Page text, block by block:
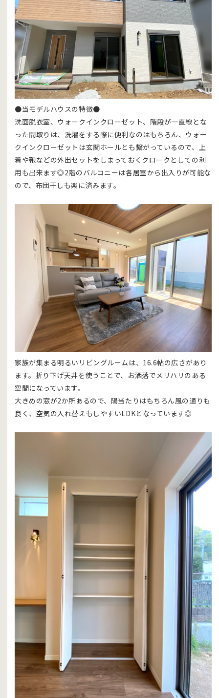
●当モデルハウスの特徴●
洗面脱衣室、ウォークインクローゼット、階段が一直線とな
った間取りは、洗濯をする際に便利なのはもちろん、ウォー
クインクローゼットは玄関ホールとも繋がっているので、上
着や鞄などの外出セットをしまっておくクロークとしての利
用も出来ます◎2階のバルコニーは各居室から出入りが可能な
ので、布団干しも楽に済みます。
家族が集まる明るいリビングルームは、16.6帖の広さがあり
ます。折り下げ天井を使うことで、お洒落でメリハリのある
空間になっています。
大きめの窓が2か所あるので、陽当たりはもちろん風の通りも
良く、空気の入れ替えもしやすいLDKとなっています◎